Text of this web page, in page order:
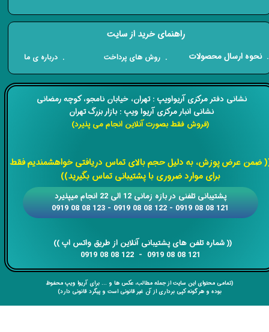
​​نشانی دفتر مرکزی آریواویپ : تهران، خیابان نامجو،کوچه رمضانی
نشانی انبار مرکزی آریوا ویپ : بازار بزرگ تهران
(فروش فقط بصورت آنلاین انجام می پذیرد)
ضمن عرض پوزش، به دلیل حجم بالای تماس دریافتی خواهشمندیم فقط
برای موارد ضروری با پشتیبانی تماس بگیرید))
​​​​​​​​​​​​​​(( ​​​​​​​شماره تلفن های پشتیبانی آنلاین از طریق واتس اپ ))
​​​​​​​121 08 08 0919 - 122 08 08 0919
​​پشتیبانی تلفنی در بازه زمانی 12 الی 22 انجام میپذیرد
121 08 08 0919 - 122 08 08 0919 - 123 08 08 0919
(تمامی محتوای این سایت از جمله مطالب، عکس ها و ... برای آریوا ویپ محفوظ
بوده و هر گونه کپی برداری از آن غیر قانونی است و پیگرد قانونی دارد)
راهنمای خرید از سایت
​. نحوه ارسال محصولات . روش های پرداخت . درباره ی ما